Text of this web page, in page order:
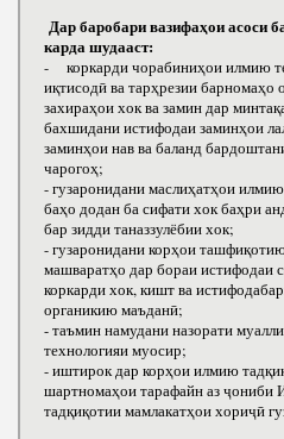
Дар баробари вазифаҳои асоси
карда шудааст:
- коркарди чорабиниҳои илмию
иқтисодӣ ва тарҳрезии барномаҳо
захираҳои хок ва замин дар
бахшидани истифодаи заминҳои
заминҳои нав ва баланд
чарогоҳ;
- гузаронидани маслиҳатҳои
баҳо додан ба сифати хок баҳри
бар зидди таназзулёбии хок;
- гузаронидани корҳои
машваратҳо дар бораи истифодаи
коркарди хок, кишт ва
органикию маъданӣ;
- таъмин намудани назорати
технологияи муосир;
- иштирок дар корҳои илмию
шартномаҳои тарафайн аз ҷониби
тадқиқотии мамлакатҳои хориҷӣ